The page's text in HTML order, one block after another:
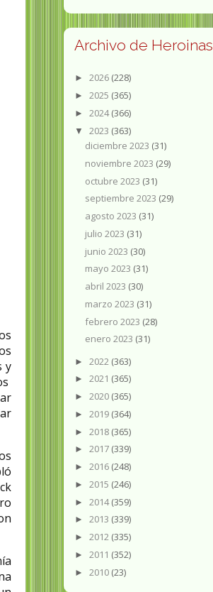
y
Archivo de Heroinas
► 2026 (228)
► 2025 (365)
► 2024(366)
▼ 2023 (363)
diciembre 2023 (31)
noviembre 2023 (29)
octubre 2023 (31)
septiembre 2023 (29)
agosto 2023 (31)
julio 2023 (31)
junio 2023 (30)
mayo 2023 (31)
abril 2023 (30)
marzo 2023 (31)
febrero 2023 (28)
enero 2023 (31)
► 2022 (363)
► 2021 (365)
► 2020 (365)
► 2019 (364)
► 2018 (365)
► 2017 (339)
► 2016 (248)
► 2015 (246)
► 2014(359)
► 2013 (339)
► 2012 (335)
► 2011 (352)
► 2010 (23)